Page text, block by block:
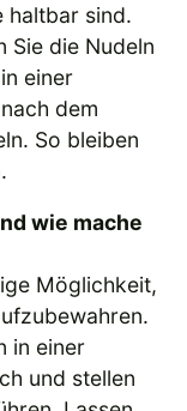
haltbar sind.
Sie die Nudeln
einer
dem
So bleiben
wie mache
Möglichkeit,
in einer
und stellen